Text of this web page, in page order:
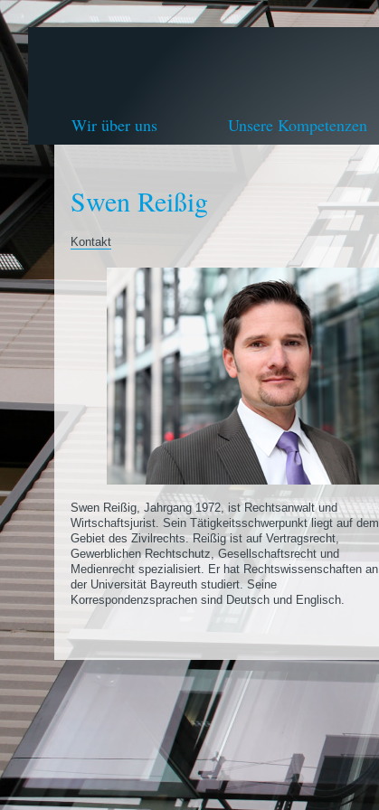
Wir über uns Unsere Kompetenzen
Swen Reißig
Kontakt
Swen Reißig, Jahrgang 1972, ist Rechtsanwalt und
Wirtschaftsjurist. Sein Tätigkeitsschwerpunkt liegt auf dem
Gebiet des Zivilrechts. Reißig ist auf Vertragsrecht,
Gewerblichen Rechtschutz, Gesellschaftsrecht und
Medienrecht spezialisiert. Er hat Rechtswissenschaften an
der Universität Bayreuth studiert. Seine
Korrespondenzsprachen sind Deutsch und Englisch.